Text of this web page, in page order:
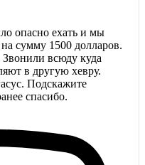
опасно ехать и мы
сумму 1500 долларов.
всюду куда
в другую хевру.
Подскажите
спасибо.